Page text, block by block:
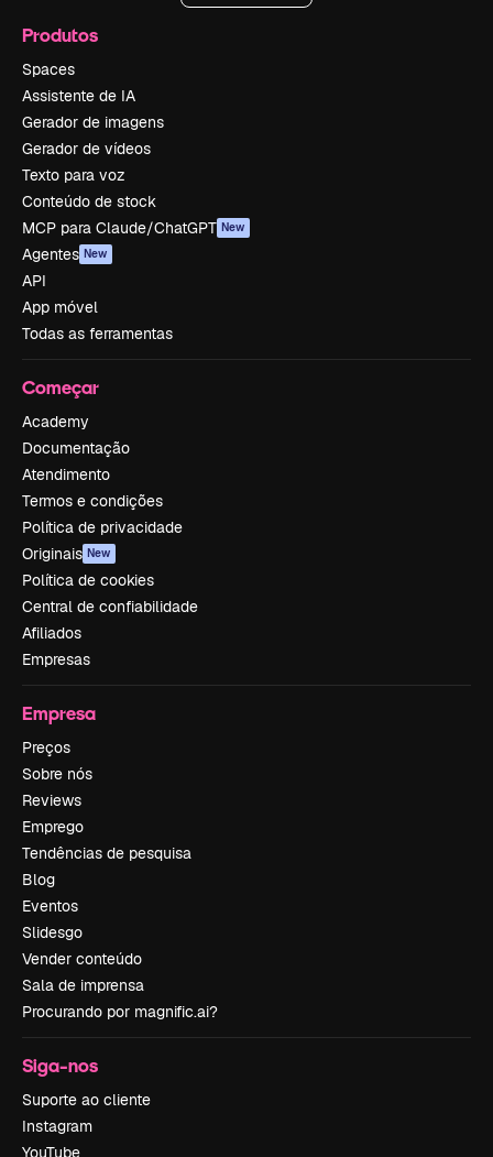
Produtos
Spaces
Assistente de IA
Gerador de imagens
Gerador de vídeos
Texto para voz
Conteúdo de stock
MCP para Claude/ChatGPT New
Agentes New
API
App móvel
Todas as ferramentas
Começar
Academy
Documentação
Atendimento
Termos e condições
Política de privacidade
Originais New
Política de cookies
Central de confiabilidade
Afiliados
Empresas
Empresa
Preços
Sobre nós
Reviews
Emprego
Tendências de pesquisa
Blog
Eventos
Slidesgo
Vender conteúdo
Sala de imprensa
Procurando por magnific.ai?
Siga-nos
Suporte ao cliente
Instagram
YouTube